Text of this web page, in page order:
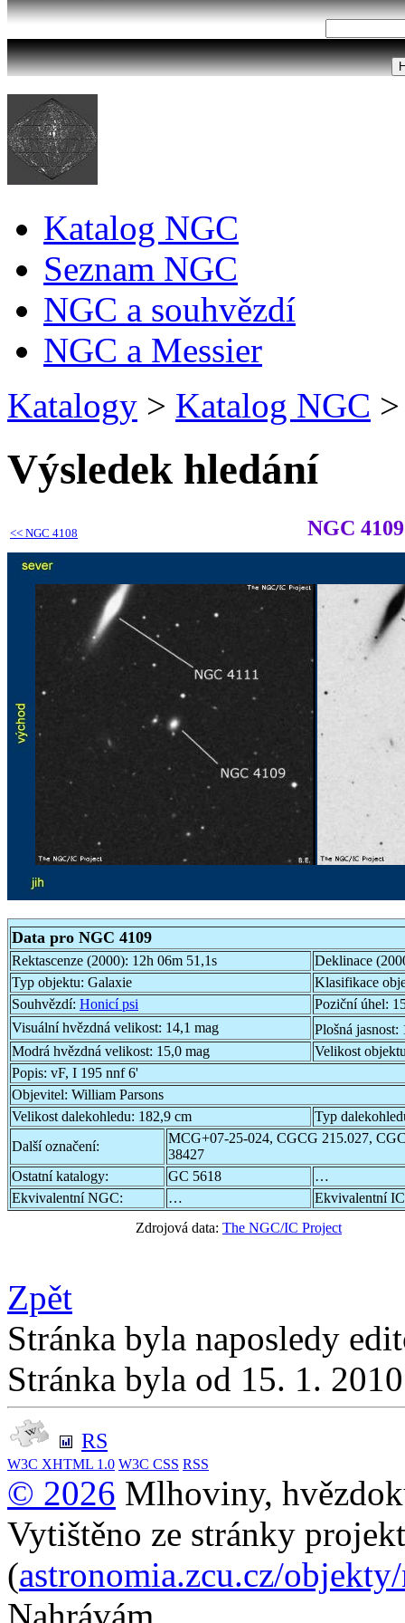
Katalog NGC
Seznam NGC
NGC a souhvězdí
NGC a Messier
Katalogy > Katalog NGC >
Výsledek hledání
<< NGC 4108 NGC 4109
Data pro NGC 4109
Rektascenze (2000): 12h 06m 51,1s
Deklinace
Typ objektu: Galaxie
Klasifikace
Souhvězdí: Honicí psi Poziční úhel:
Visuální hvězdná velikost: 14,1 mag Plošná jasnost:
Modrá hvězdná velikost: 15,0 mag
Velikost
Popis: vF, I 195 nnf 6'
Objevitel: William Parsons
Velikost dalekohledu: 182,9 cm
Typ
Další označení:
MCG+07-25-024, CGCG 215.027,
38427
Ostatní katalogy:
GC 5618
…
Ekvivalentní NGC:
…
Ekvivalentní
Zdrojová data: The NGC/IC Project
Zpět
Stránka byla naposledy
Stránka byla od 15. 1.
RS
W3C XHTML 1.0 W3C CSS RSS
© 2026 Mlhoviny,
Vytištěno ze stránky
(astronomia.zcu.cz/
Nahrávám...